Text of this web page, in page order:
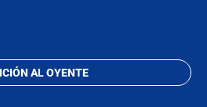
AL OYENTE